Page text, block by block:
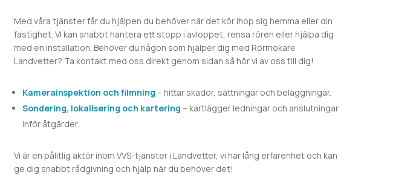
Med våra tjänster får du hjälpen du behöver när det kör ihop sig hemma eller din
fastighet. VI kan snabbt hantera ett stopp i avloppet, rensa rören eller hjälpa dig
med en installation. Behöver du någon som hjälper dig med Rörmokare
Landvetter? Ta kontakt med oss direkt genom sidan så hör vi av oss till dig!
Kamerainspektion och filmning – hittar skador, sättningar och beläggningar.
Sondering, lokalisering och kartering – kartlägger ledningar och anslutningar
inför åtgärder.
Vi är en pålitlig aktör inom VVS-tjänster i Landvetter, vi har lång erfarenhet och kan
ge dig snabbt rådgivning och hjälp när du behöver det!